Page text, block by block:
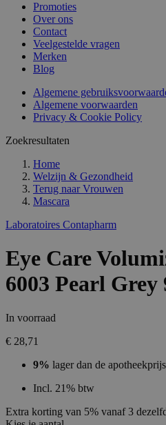
Promoties
Over ons
Contact
Veelgestelde vragen
Merken
Blog
Algemene
Algemene voorwaarden
Privacy & Cookie Policy
Zoekresultaten
Home
Welzijn & Gezondheid
Terug naar Vrouwen
Mascara
Laboratoires Contapharm
Eye Care
6003 Pearl Grey
In voorraad
€ 28,71
9% lager dan de
Incl. 21% btw
Extra korting van 5% vanaf 3